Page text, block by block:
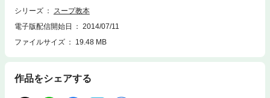
シリーズ
スープ教本
電子版配信開始日
2014/07/11
ファイルサイズ
19.48 MB
作品をシェアする